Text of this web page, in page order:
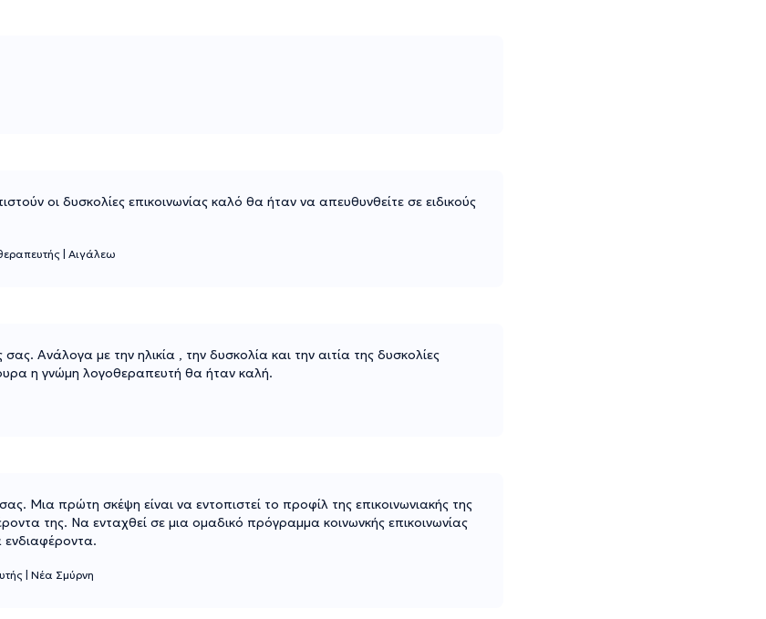
οι δυσκολίες επικοινωνίας καλό θα ήταν να απευθυνθείτε σε ειδικούς
Αιγάλεω
σας. Ανάλογα με την ηλικία , την δυσκολία και την αιτία της δυσκολίες
η γνώμη λογοθεραπευτή θα ήταν καλή.
πρώτη σκέψη είναι να εντοπιστεί το προφίλ της επικοινωνιακής της
της. Να ενταχθεί σε μια ομαδικό πρόγραμμα κοινωνκής επικοινωνίας
ενδιαφέροντα.
Νέα Σμύρνη